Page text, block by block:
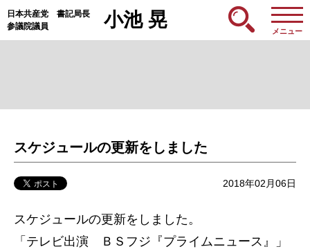
日本共産党 書記局長
参議院議員
小池 晃
メニュー
スケジュールの更新をしました
2018年02月06日
スケジュールの更新をしました。
「テレビ出演 ＢＳフジ『プライムニュース』」